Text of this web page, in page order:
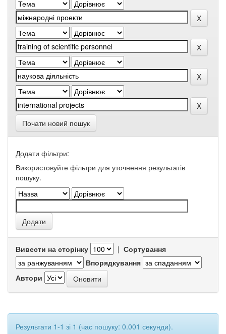
Почати новий пошук
Додати фільтри:
Використовуйте фільтри для уточнення результатів
пошуку.
Вивести на сторінку | Сортування
Впорядкування
Автори
Результати 1-1 зі 1 (час пошуку: 0.001 секунди).